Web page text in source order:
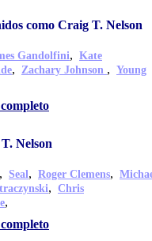
como Craig T. Nelson
Gandolfini, Kate
, Zachary Johnson , Young
Nelson
, Seal, Roger Clemens,
, Chris
,